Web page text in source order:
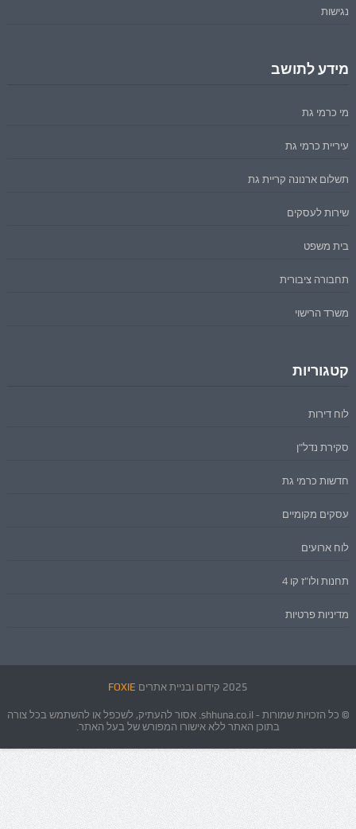
נגישות
מידע לתושב
מי כרמי גת
עיריית כרמי גת
תשלום ארנונה קריית גת
שירות לעסקים
בית משפט
תחבורה ציבורית
משרד הרישוי
קטגוריות
לוח דירות
סקירת נדל"ן
חדשות כרמי גת
עסקים מקומיים
לוח ארועים
תחנות ולו"ז קו 4
מדיניות פרטיות
2025 קידום ובניית אתרים FOXIE
© כל הזכויות שמורות - shhuna.co.il. אסור להעתיק, לשכפל או להשתמש בכל צורה
בתוכן האתר ללא אישורו המפורש של בעל האתר.